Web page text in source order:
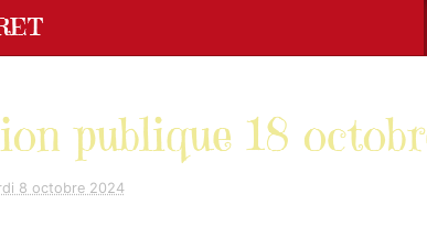
publique 18
8 octobre 2024